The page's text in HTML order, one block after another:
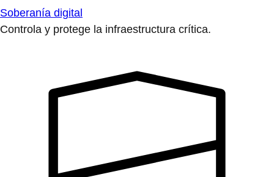
Soberanía digital
Controla y protege la infraestructura crítica.